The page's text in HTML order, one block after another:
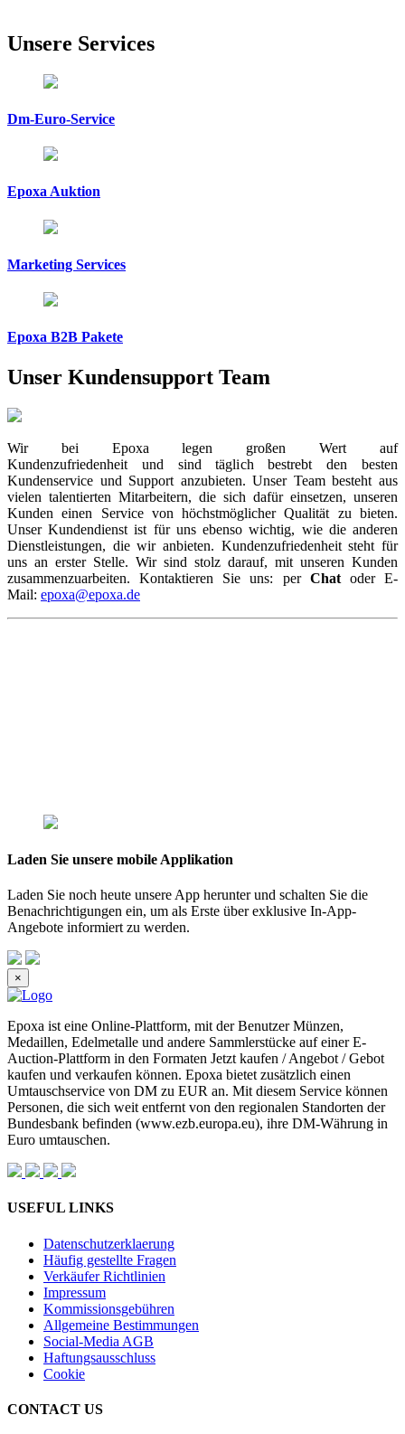
Unsere Services
Dm-Euro-Service
Epoxa Auktion
Marketing Services
Epoxa B2B Pakete
Unser Kundensupport Team
Wir bei Epoxa legen großen Wert auf
Kundenzufriedenheit und sind täglich bestrebt den besten
Kundenservice und Support anzubieten. Unser Team besteht aus
vielen talentierten Mitarbeitern, die sich dafür einsetzen, unseren
Kunden einen Service von höchstmöglicher Qualität zu bieten.
Unser Kundendienst ist für uns ebenso wichtig, wie die anderen
Dienstleistungen, die wir anbieten. Kundenzufriedenheit steht für
uns an erster Stelle. Wir sind stolz darauf, mit unseren Kunden
zusammenzuarbeiten. Kontaktieren Sie uns: per Chatoder E-
Mail: epoxa@epoxa.de
Laden Sie unsere mobile Applikation
Laden Sie noch heute unsere App herunter und schalten Sie die
Benachrichtigungen ein, um als Erste über exklusive In-App-
Angebote informiert zu werden.
×
Epoxa ist eine Online-Plattform, mit der Benutzer Münzen,
Medaillen, Edelmetalle und andere Sammlerstücke auf einer E-
Auction-Plattform in den Formaten Jetzt kaufen / Angebot / Gebot
kaufen und verkaufen können. Epoxa bietet zusätzlich einen
Umtauschservice von DM zu EUR an. Mit diesem Service können
Personen, die sich weit entfernt von den regionalen Standorten der
Bundesbank befinden (www.ezb.europa.eu), ihre DM-Währung in
Euro umtauschen.
USEFUL LINKS
Datenschutzerklaerung
Häufig gestellte Fragen
Verkäufer Richtlinien
Impressum
Kommissionsgebühren
Allgemeine Bestimmungen
Social-Media AGB
Haftungsausschluss
Cookie
CONTACT US